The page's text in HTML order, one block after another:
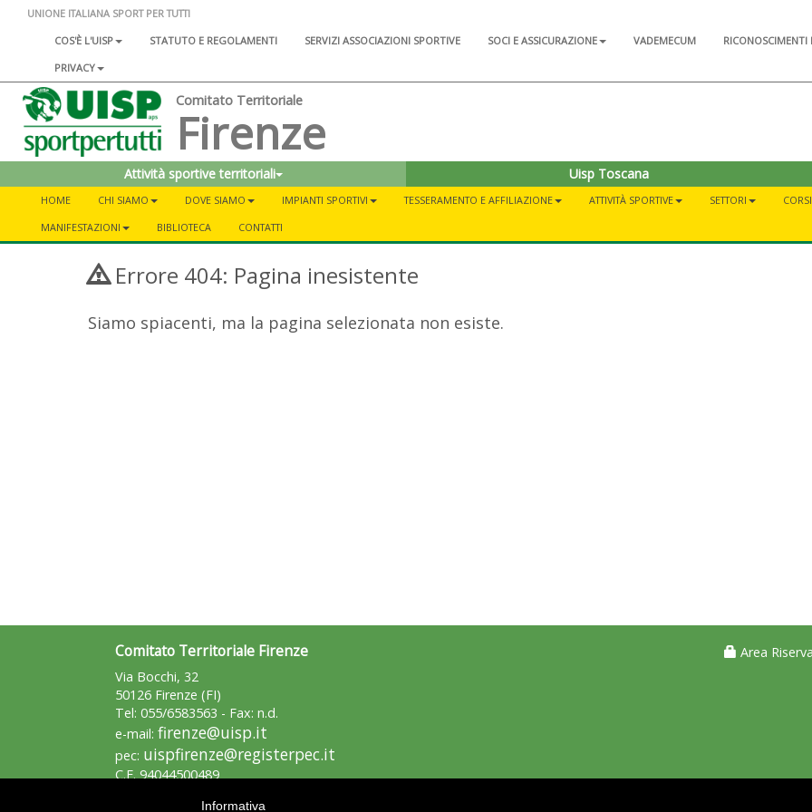
UNIONE ITALIANA SPORT PER TUTTI
COS'È L'UISP
STATUTO E REGOLAMENTI SERVIZI ASSOCIAZIONI SPORTIVE SOCI E ASSICURAZIONE VADEMECUM RICONOSCIMENTI
PRIVACY
Comitato Territoriale
Firenze
Attività sportive territoriali Uisp Toscana
HOME CHI SIAMO DOVE SIAMO IMPIANTI SPORTIVI TESSERAMENTO E AFFILIAZIONE ATTIVITÀ SPORTIVE SETTORI
MANIFESTAZIONI
BIBLIOTECA CONTATTI
Errore 404: Pagina inesistente
Siamo spiacenti, ma la pagina selezionata non esiste.
Comitato Territoriale Firenze
Via Bocchi, 32
50126 Firenze (FI)
Tel: 055/6583563 - Fax: n.d.
e-mail: firenze@uisp.it
pec: uispfirenze@registerpec.it
C.F. 94044500489
Area
Informativa